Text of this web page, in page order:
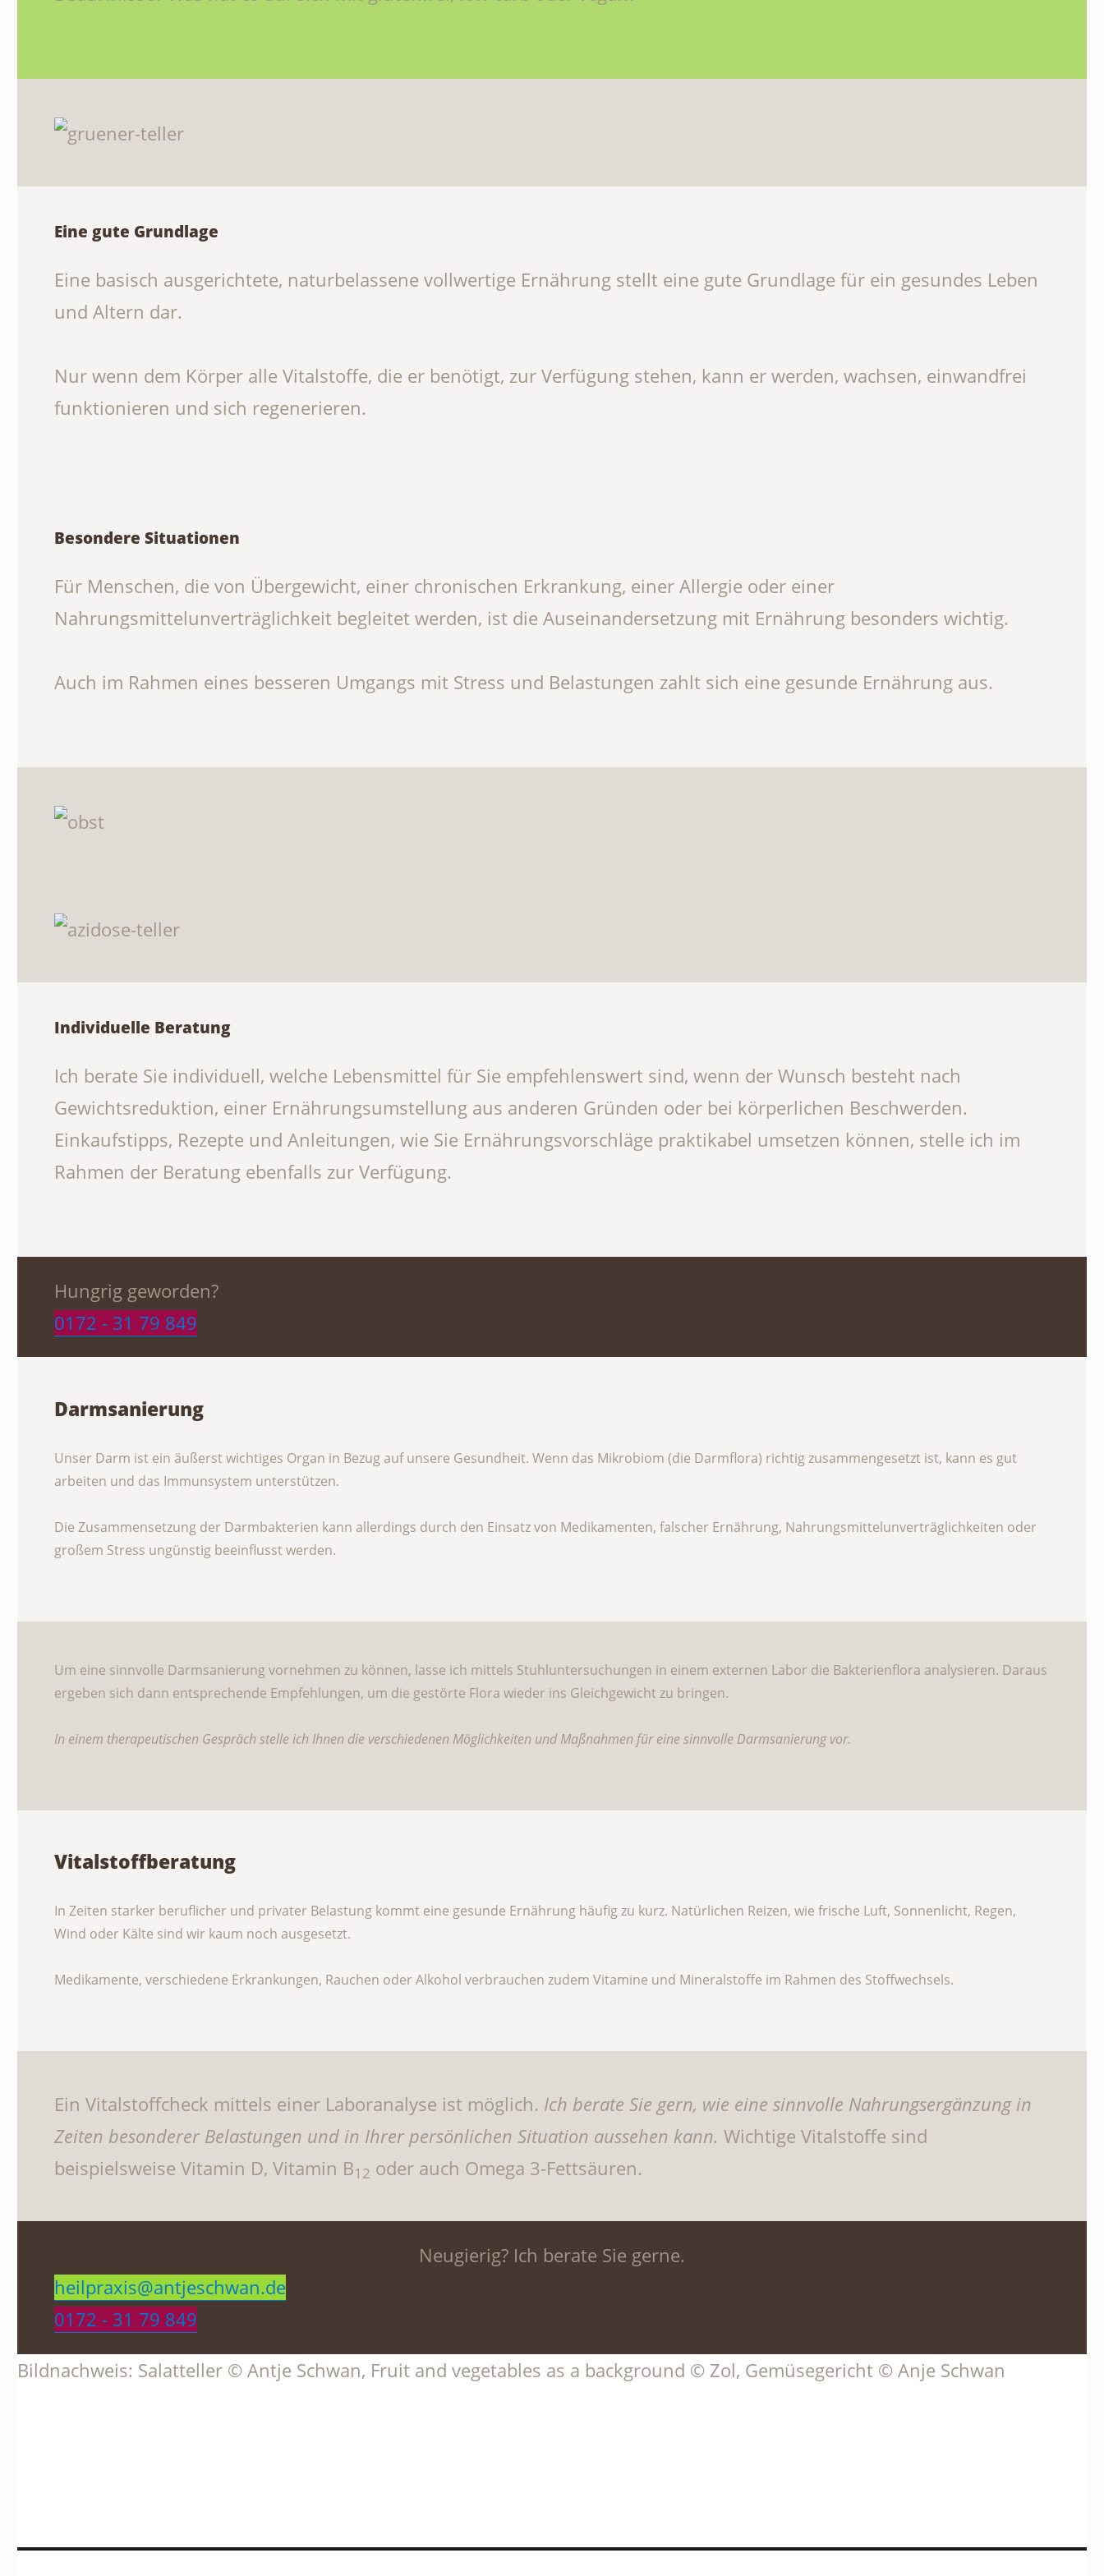
Eine gute Grundlage
Eine basisch ausgerichtete, naturbelassene vollwertige Ernährung stellt eine gute Grundlage für ein gesundes Leben
und Altern dar.
Nur wenn dem Körper alle Vitalstoffe, die er benötigt, zur Verfügung stehen, kann er werden, wachsen, einwandfrei
funktionieren und sich regenerieren.
Besondere Situationen
Für Menschen, die von Übergewicht, einer chronischen Erkrankung, einer Allergie oder einer
Nahrungsmittelunverträglichkeit begleitet werden, ist die Auseinandersetzung mit Ernährung besonders wichtig.
Auch im Rahmen eines besseren Umgangs mit Stress und Belastungen zahlt sich eine gesunde Ernährung aus.
Individuelle Beratung
Ich berate Sie individuell, welche Lebensmittel für Sie empfehlenswert sind, wenn der Wunsch besteht nach
Gewichtsreduktion, einer Ernährungsumstellung aus anderen Gründen oder bei körperlichen Beschwerden.
Einkaufstipps, Rezepte und Anleitungen, wie Sie Ernährungsvorschläge praktikabel umsetzen können, stelle ich im
Rahmen der Beratung ebenfalls zur Verfügung.
Hungrig geworden?
0172 - 31 79 849
Darmsanierung
Unser Darm ist ein äußerst wichtiges Organ in Bezug auf unsere Gesundheit. Wenn das Mikrobiom (die Darmflora) richtig zusammengesetzt ist, kann es gut
arbeiten und das Immunsystem unterstützen.
Die Zusammensetzung der Darmbakterien kann allerdings durch den Einsatz von Medikamenten, falscher Ernährung, Nahrungsmittelunverträglichkeiten oder
großem Stress ungünstig beeinflusst werden.
Um eine sinnvolle Darmsanierung vornehmen zu können, lasse ich mittels Stuhluntersuchungen in einem externen Labor die Bakterienflora analysieren. Daraus
ergeben sich dann entsprechende Empfehlungen, um die gestörte Flora wieder ins Gleichgewicht zu bringen.
In einem therapeutischen Gespräch stelle ich Ihnen die verschiedenen Möglichkeiten und Maßnahmen für eine sinnvolle Darmsanierung vor.
Vitalstoffberatung
In Zeiten starker beruflicher und privater Belastung kommt eine gesunde Ernährung häufig zu kurz. Natürlichen Reizen, wie frische Luft, Sonnenlicht, Regen,
Wind oder Kälte sind wir kaum noch ausgesetzt.
Medikamente, verschiedene Erkrankungen, Rauchen oder Alkohol verbrauchen zudem Vitamine und Mineralstoffe im Rahmen des Stoffwechsels.
Ein Vitalstoffcheck mittels einer Laboranalyse ist möglich. Ich berate Sie gern, wie eine sinnvolle Nahrungsergänzung in
Zeiten besonderer Belastungen und in Ihrer persönlichen Situation aussehen kann. Wichtige Vitalstoffe sind
beispielsweise Vitamin D, Vitamin B12 oder auch Omega 3-Fettsäuren.
Neugierig? Ich berate Sie gerne.
heilpraxis@antjeschwan.de
0172 - 31 79 849
Bildnachweis: Salatteller © Antje Schwan, Fruit and vegetables as a background © Zol, Gemüsegericht © Anje Schwan